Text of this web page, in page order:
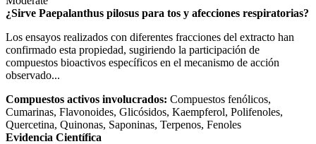
¿Sirve Paepalanthus pilosus para tos y afecciones respiratorias?
Los ensayos realizados con diferentes fracciones del extracto han
confirmado esta propiedad, sugiriendo la participación de
compuestos bioactivos específicos en el mecanismo de acción
observado...
Compuestos activos involucrados: Compuestos fenólicos,
Cumarinas, Flavonoides, Glicósidos, Kaempferol, Polifenoles,
Quercetina, Quinonas, Saponinas, Terpenos, Fenoles
Evidencia Científica